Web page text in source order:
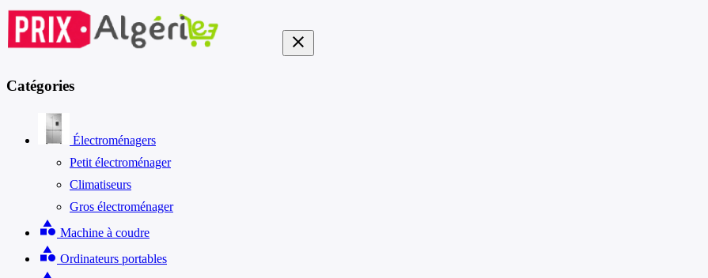
close
Catégories
Électroménagers
Petit électroménager
Climatiseurs
Gros électroménager
category Machine à coudre
category Ordinateurs portables